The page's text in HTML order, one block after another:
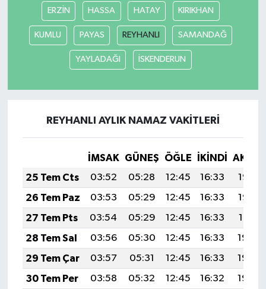
ERZİN HASSA HATAY KIRIKHAN
KUMLU PAYAS REYHANLI SAMANDAĞ
YAYLADAĞI İSKENDERUN
REYHANLI AYLIK NAMAZ VAKITLERI
İMSAK GÜNEŞ ÖĞLE İKINDI
25 Tem Cts
03:52 05:28 12:45 16:33
19:53
26 Tem Paz
03:53 05:29 12:45 16:33
19:52
27 Tem Pts
03:54 05:29 12:45 16:33
19:51
28 Tem Sal
03:56 05:30 12:45 16:33
19:50
29 Tem Çar
03:57 05:31 12:45 16:33
19:50
30 Tem Per
03:58 05:32 12:45 16:32
19:49